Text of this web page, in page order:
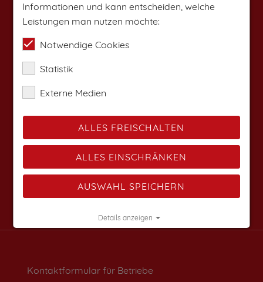
Kontaktformular für Betriebe
Informationen und kann entscheiden, welche
Leistungen man nutzen möchte:
Notwendige Cookies
Statistik
Externe Medien
ALLES FREISCHALTEN
ALLES EINSCHRÄNKEN
AUSWAHL SPEICHERN
Details anzeigen